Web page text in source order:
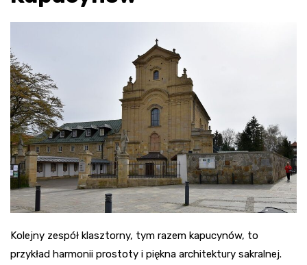
Kolejny zespół klasztorny, tym razem kapucynów, to
przykład harmonii prostoty i piękna architektury sakralnej.